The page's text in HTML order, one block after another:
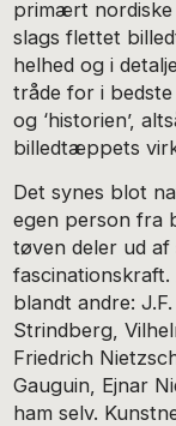
primært nordiske
slags flettet
helhed og i
tråde for i
og ‘historien’,
billedtæppets
Det synes blot
egen person fra
tøven deler ud
blandt andre:
Strindberg,
Friedrich
Gauguin, Ejnar
ham selv.